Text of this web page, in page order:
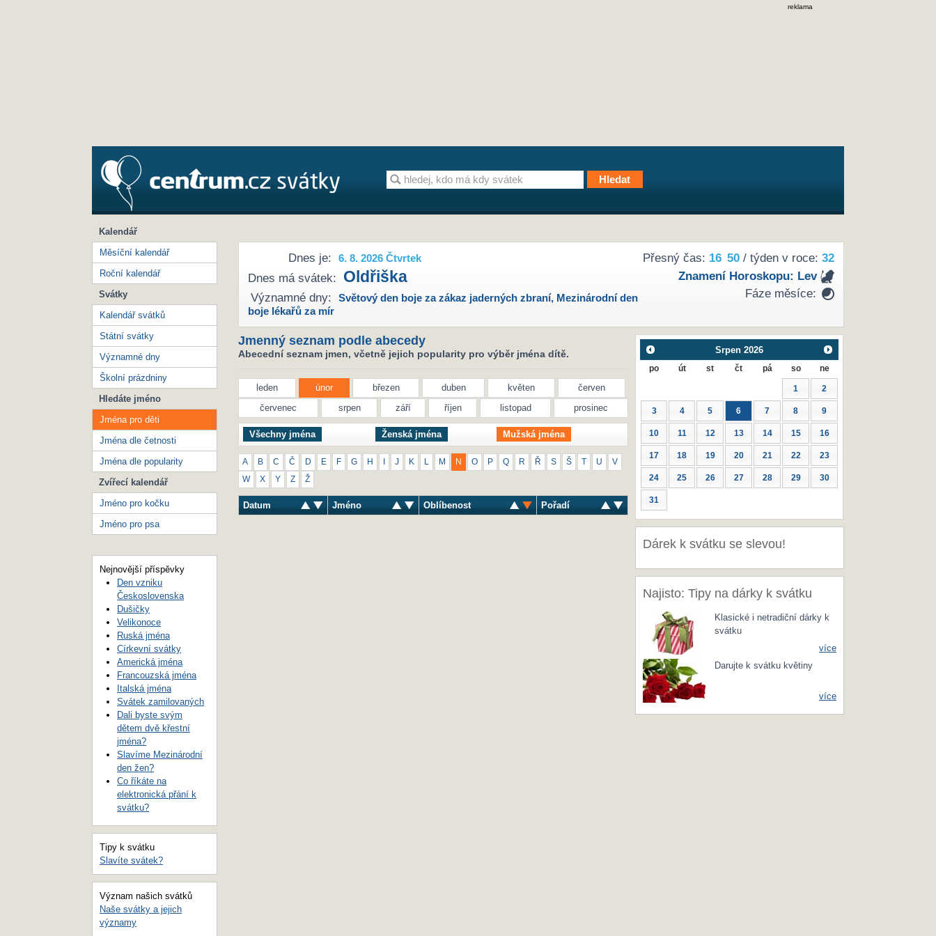
reklama
Přesný čas: 16 50/ týden v roce: 32
Znamení Horoskopu: Lev
Fáze měsíce:
Dnes je: 6. 8. 2026 Čtvrtek
Dnes má svátek: Oldřiška
Významné dny: Světový den boje za zákaz jaderných zbraní, Mezinárodní den
boje lékařů za mír
Jmenný seznam podle abecedy
Abecední seznam jmen, včetně jejich popularity pro výběr jména dítě.
leden únor březen duben květen
červen
červenec
srpen září říjen listopad prosinec
Všechny jména Ženská jména Mužská jména
A B C Č D E F G H J K M N O P Q R Ř S Š T U V
W X Y Z Ž
Datum Jméno Oblíbenost Pořadí
Srpen 2026
po út st čt pá so ne
1 2
3 4 5 6 7 8 9
10 11 12 13 14 15 16
17 18 19 20 21 22 23
24 25 26 27 28 29 30
31
Dárek k svátku se slevou!
Najisto: Tipy na dárky k svátku
Klasické i netradiční dárky k
svátku
více
Darujte k svátku květiny
více
Kalendář
Měsíční kalendář
Roční kalendář
Svátky
Kalendář svátků
Státní svátky
Významné dny
Školní prázdniny
Hledáte jméno
Jména pro děti
Jména dle četnosti
Jména dle popularity
Zvířecí kalendář
Jméno pro kočku
Jméno pro psa
Nejnovější příspěvky
Den vzniku
Československa
Dušičky
Velikonoce
Ruská jména
Církevní svátky
Americká jména
Francouzská jména
Italská jména
Svátek zamilovaných
Dali byste svým
dětem dvě křestní
jména?
Slavíme Mezinárodní
den žen?
Co říkáte na
elektronická přání k
svátku?
Tipy k svátku
Slavíte svátek?
Význam našich svátků
Naše svátky a jejich
významy